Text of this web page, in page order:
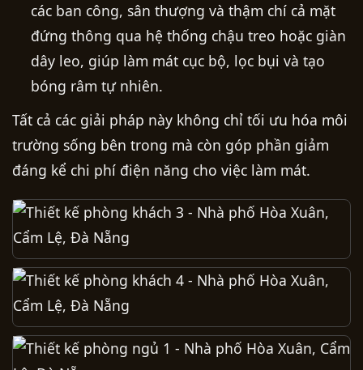
các ban công, sân thượng và thậm chí cả mặt
đứng thông qua hệ thống chậu treo hoặc giàn
dây leo, giúp làm mát cục bộ, lọc bụi và tạo
bóng râm tự nhiên.
Tất cả các giải pháp này không chỉ tối ưu hóa môi
trường sống bên trong mà còn góp phần giảm
đáng kể chi phí điện năng cho việc làm mát.